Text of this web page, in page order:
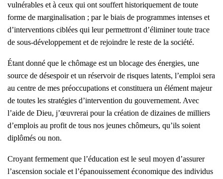
vulnérables et à ceux qui ont souffert historiquement de toute
forme de marginalisation ; par le biais de programmes intenses et
d’interventions ciblées qui leur permettront d’éliminer toute trace
de sous-développement et de rejoindre le reste de la société.
Étant donné que le chômage est un blocage des énergies, une
source de désespoir et un réservoir de risques latents, l’emploi sera
au centre de mes préoccupations et constituera un élément majeur
de toutes les stratégies d’intervention du gouvernement. Avec
l’aide de Dieu, j’œuvrerai pour la création de dizaines de milliers
d’emplois au profit de tous nos jeunes chômeurs, qu’ils soient
diplômés ou non.
Croyant fermement que l’éducation est le seul moyen d’assurer
l’ascension sociale et l’épanouissement économique des individus